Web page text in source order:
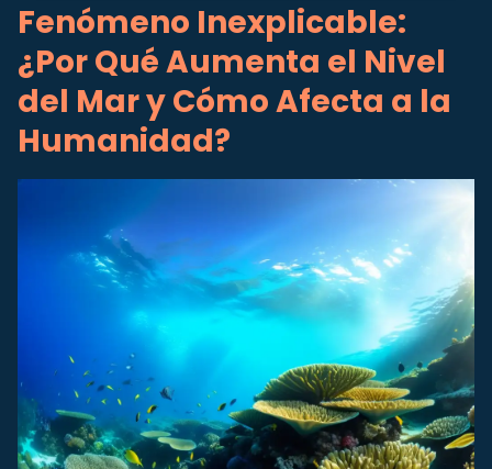
Fenómeno Inexplicable:
¿Por Qué Aumenta el Nivel
del Mar y Cómo Afecta a la
Humanidad?